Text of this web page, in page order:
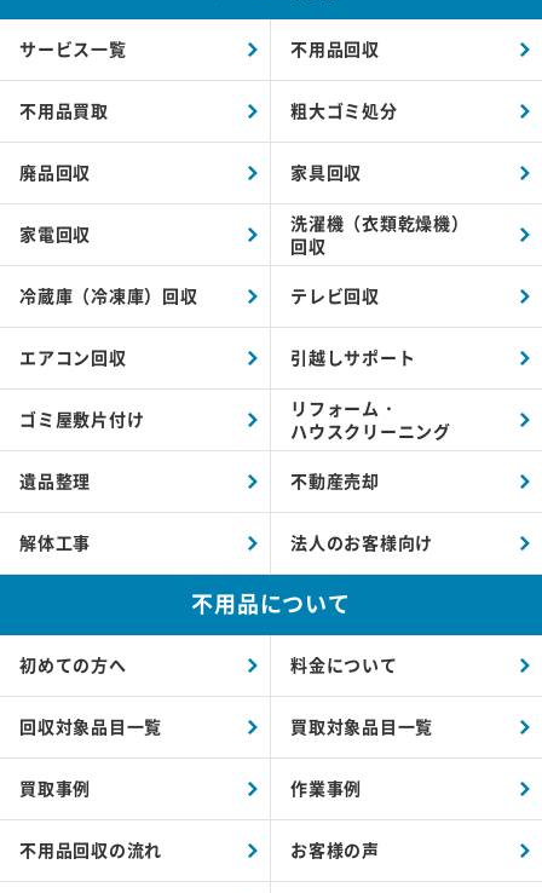
サービス一覧 不用品回収
不用品買取 粗大ゴミ処分
廃品回収 家具回収
家電回収
洗濯機（衣類乾燥機）
回収
冷蔵庫（冷凍庫）回収 テレビ回収
エアコン回収 引越しサポート
ゴミ屋敷片付け
リフォーム・
ハウスクリーニング
遺品整理 不動産売却
解体工事 法人のお客様向け
不用品について
初めての方へ 料金について
回収対象品目一覧 買取対象品目一覧
買取事例 作業事例
不用品回収の流れ お客様の声